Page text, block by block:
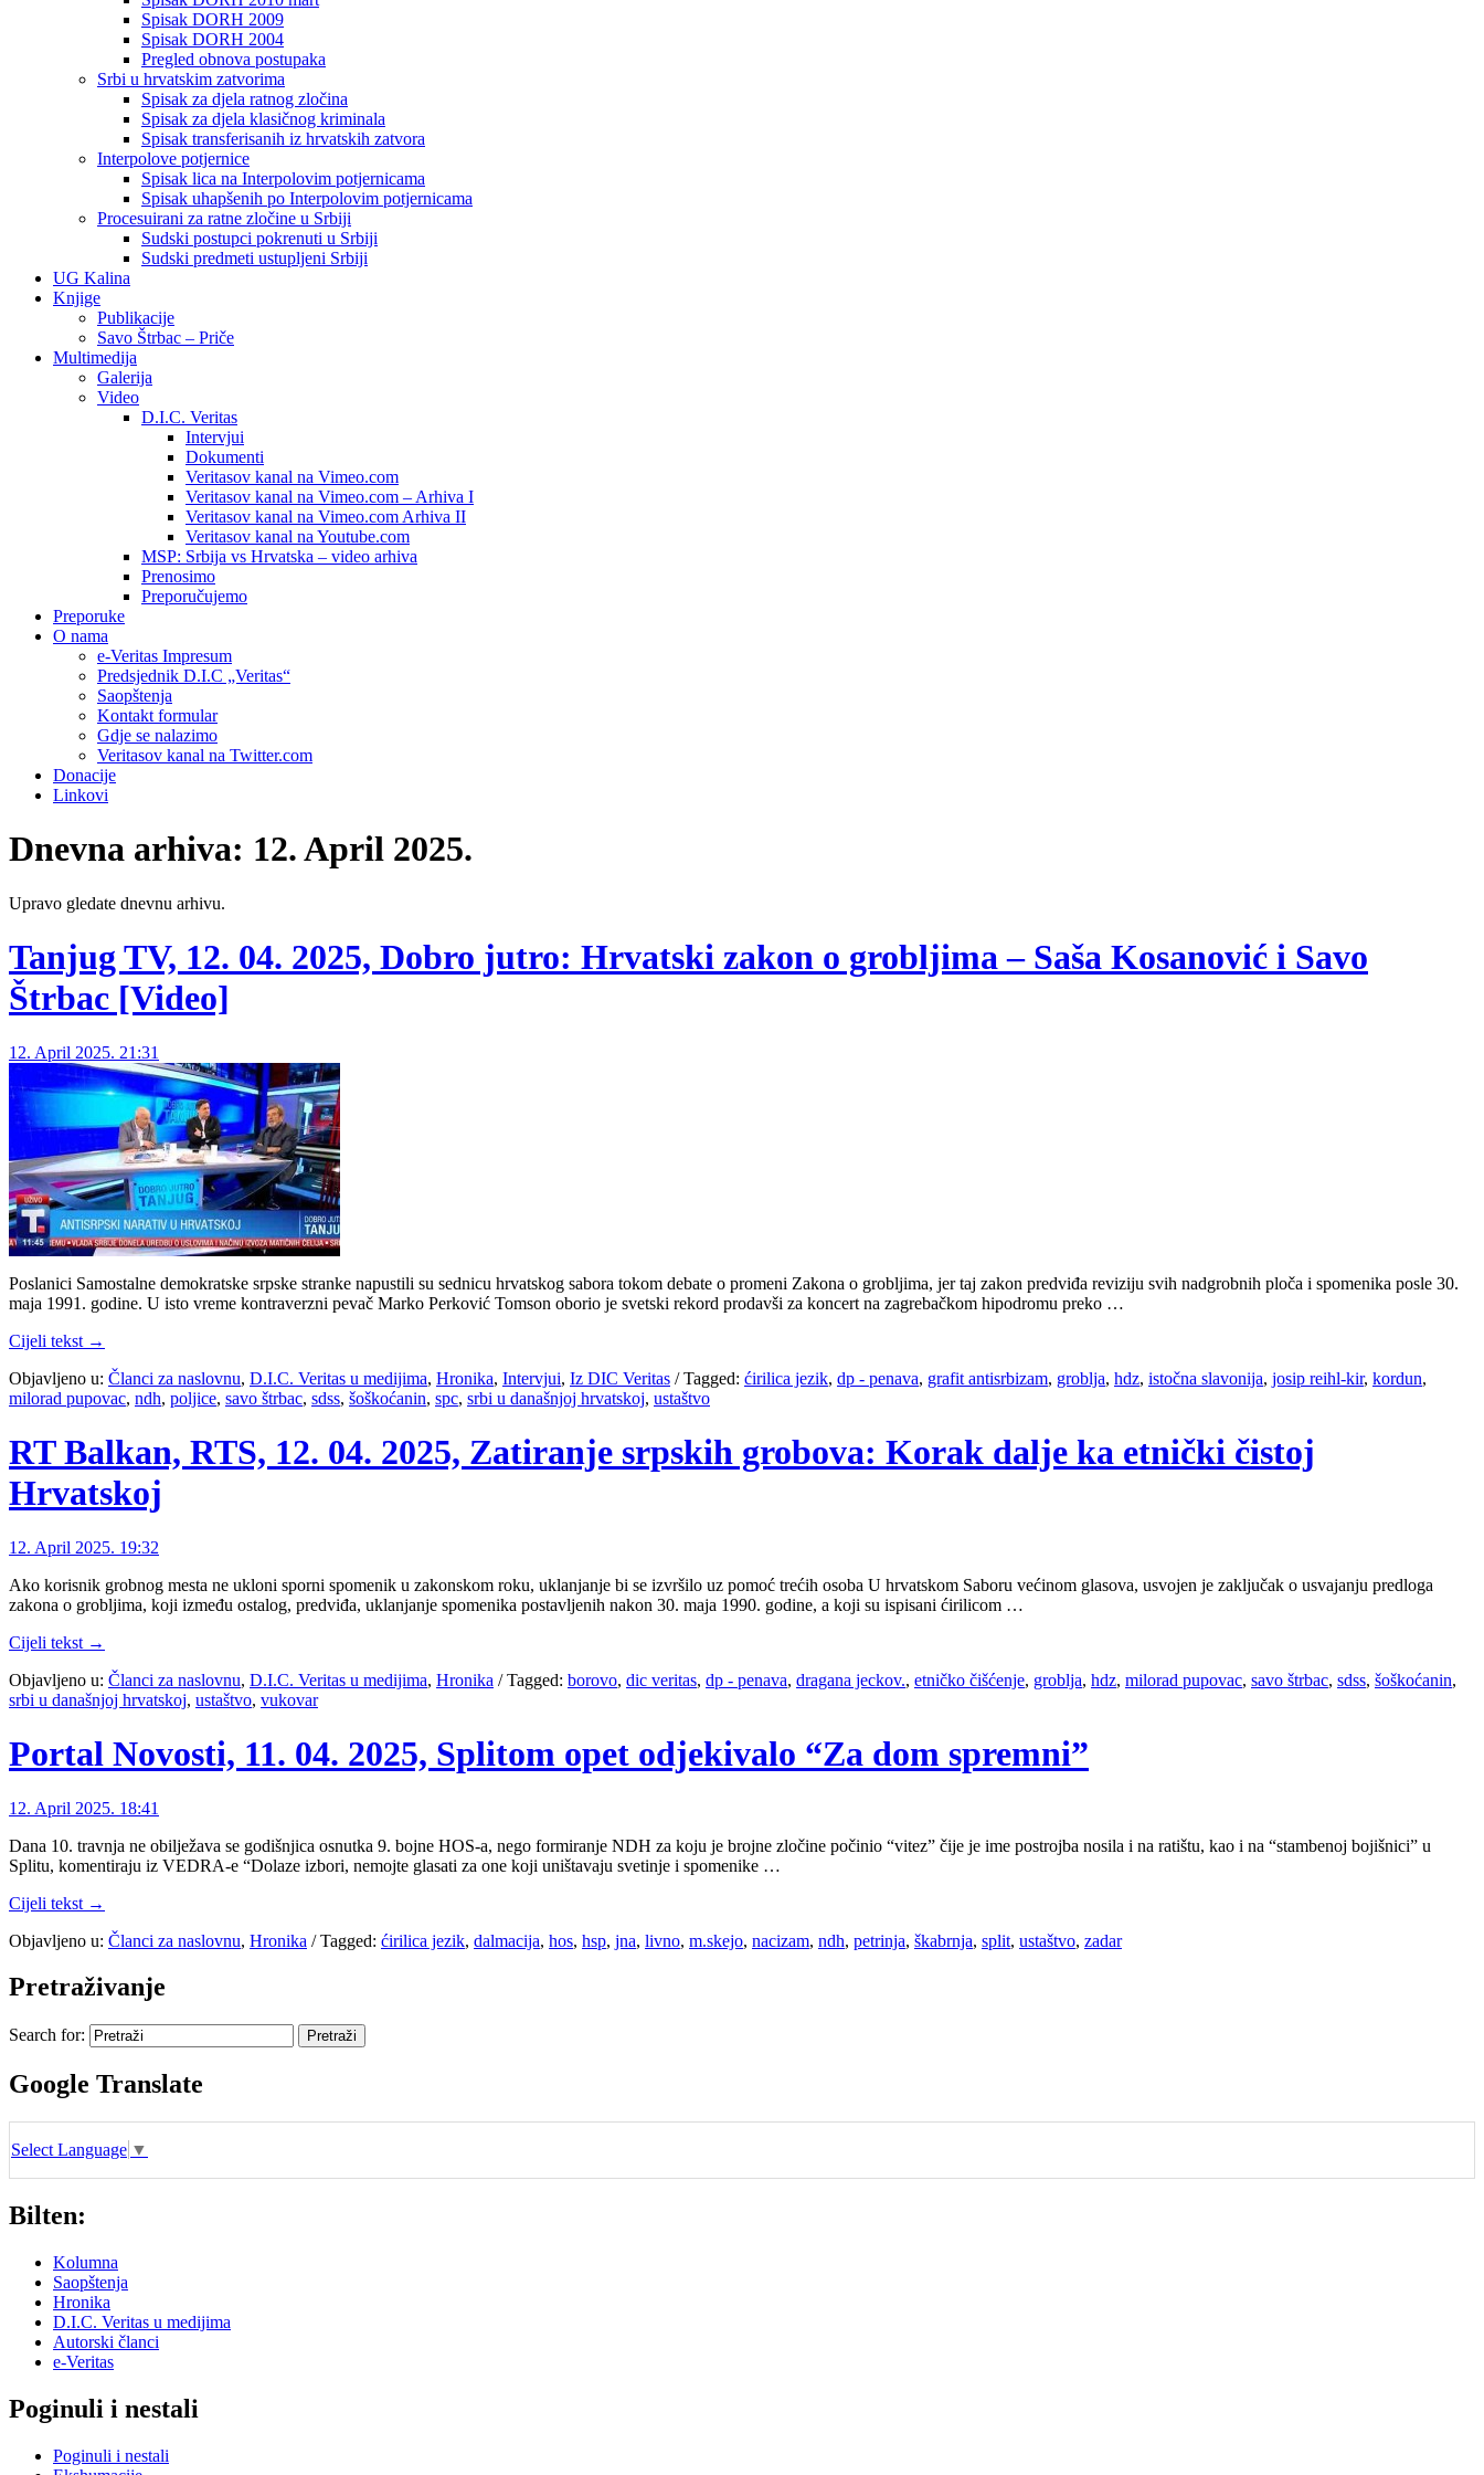
Spisak DORH 2009
Spisak DORH 2004
Pregled obnova postupaka
Srbi u hrvatskim zatvorima
Spisak za djela ratnog zločina
Spisak za djela klasičnog kriminala
Spisak transferisanih iz hrvatskih zatvora
Interpolove potjernice
Spisak lica na Interpolovim potjernicama
Spisak uhapšenih po Interpolovim potjernicama
Procesuirani za ratne zločine u Srbiji
Sudski postupci pokrenuti u Srbiji
Sudski predmeti ustupljeni Srbiji
UG Kalina
Knjige
Publikacije
Savo Štrbac – Priče
Multimedija
Galerija
Video
D.I.C. Veritas
Intervjui
Dokumenti
Veritasov kanal na Vimeo.com
Veritasov kanal na Vimeo.com – Arhiva I
Veritasov kanal na Vimeo.com Arhiva II
Veritasov kanal na Youtube.com
MSP: Srbija vs Hrvatska – video arhiva
Prenosimo
Preporučujemo
Preporuke
O nama
e-Veritas Impresum
Predsjednik D.I.C „Veritas“
Saopštenja
Kontakt formular
Gdje se nalazimo
Veritasov kanal na Twitter.com
Donacije
Linkovi
Dnevna arhiva: 12. April 2025.
Upravo gledate dnevnu arhivu.
Tanjug TV, 12. 04. 2025, Dobro jutro: Hrvatski zakon o grobljima – Saša Kosanović i Savo
Štrbac [Video]
12. April 2025. 21:31
Poslanici Samostalne demokratske srpske stranke napustili su sednicu hrvatskog sabora tokom debate o promeni Zakona o grobljima, jer taj zakon predviđa reviziju svih nadgrobnih ploča i spomenika posle 30.
maja 1991. godine. U isto vreme kontraverzni pevač Marko Perković Tomson oborio je svetski rekord prodavši za koncert na zagrebačkom hipodromu preko …
Cijeli tekst →
Objavljeno u: Članci za naslovnu, D.I.C. Veritas u medijima, Hronika, Intervjui, Iz DIC Veritas /Tagged: ćirilica jezik, dp - penava, grafit antisrbizam, groblja, hdz, istočna slavonija, josip reihl-kir, kordun,
milorad pupovac, ndh, poljice, savo štrbac, sdss, šoškoćanin, spc, srbi u današnjoj hrvatskoj, ustaštvo
RT Balkan, RTS, 12. 04. 2025, Zatiranje srpskih grobova: Korak dalje ka etnički čistoj
Hrvatskoj
12. April 2025. 19:32
Ako korisnik grobnog mesta ne ukloni sporni spomenik u zakonskom roku, uklanjanje bi se izvršilo uz pomoć trećih osoba U hrvatskom Saboru većinom glasova, usvojen je zaključak o usvajanju predloga
zakona o grobljima, koji između ostalog, predviđa, uklanjanje spomenika postavljenih nakon 30. maja 1990. godine, a koji su ispisani ćirilicom …
Cijeli tekst →
Objavljeno u: Članci za naslovnu, D.I.C. Veritas u medijima, Hronika /Tagged: borovo, dic veritas, dp - penava, dragana jeckov., etničko čišćenje, groblja, hdz, milorad pupovac, savo štrbac, sdss, šoškoćanin,
srbi u današnjoj hrvatskoj, ustaštvo, vukovar
Portal Novosti, 11. 04. 2025, Splitom opet odjekivalo “Za dom spremni”
12. April 2025. 18:41
Dana 10. travnja ne obilježava se godišnjica osnutka 9. bojne HOS-a, nego formiranje NDH za koju je brojne zločine počinio “vitez” čije je ime postrojba nosila i na ratištu, kao i na “stambenoj bojišnici” u
Splitu, komentiraju iz VEDRA-e “Dolaze izbori, nemojte glasati za one koji uništavaju svetinje i spomenike …
Cijeli tekst →
Objavljeno u: Članci za naslovnu, Hronika /Tagged: ćirilica jezik, dalmacija, hos, hsp, jna, livno, m.skejo, nacizam, ndh, petrinja, škabrnja, split, ustaštvo, zadar
Pretraživanje
Search for:
Google Translate
Select Language ▼
Bilten:
Kolumna
Saopštenja
Hronika
D.I.C. Veritas u medijima
Autorski članci
e-Veritas
Poginuli i nestali
Poginuli i nestali